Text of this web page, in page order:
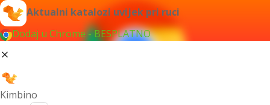
Aktualni katalozi uvijek pri ruci
Dodaj u Chrome - BESPLATNO
Kimbino